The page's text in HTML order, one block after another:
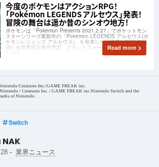
今度のポケモンはアクションRPG！
「Pokémon LEGENDS アルセウス」発表！
冒険の舞台は遥か昔のシンオウ地方！
ポケモンは「Pokemon Presents 2021.2.27」でポケットモン
スターシリーズ最新作の「Pokémon LEGENDS アルセウス(ポ
ケモンレジェンズ アルセウス)」を発表した。発売は2022年初
頭に全世界同日発売予定。プラットフォームはNintendo
Read more
Creatures Inc./GAME FREAK inc.
/ Creatures Inc. / GAME FREAK inc.Nintendo Switch and the
of Nintendo.
Switch
- 業界ニュース